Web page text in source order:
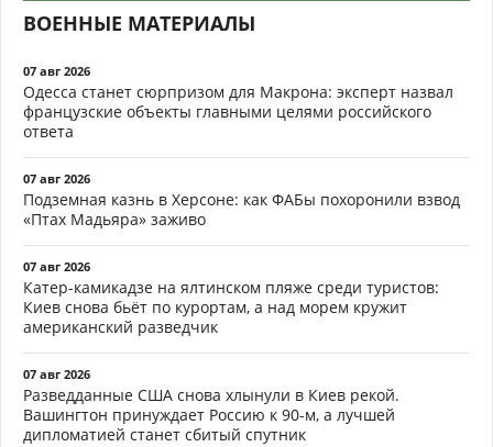
ВОЕННЫЕ МАТЕРИАЛЫ
07 авг 2026
Одесса станет сюрпризом для Макрона: эксперт назвал
французские объекты главными целями российского
ответа
07 авг 2026
Подземная казнь в Херсоне: как ФАБы похоронили взвод
«Птах Мадьяра» заживо
07 авг 2026
Катер-камикадзе на ялтинском пляже среди туристов:
Киев снова бьёт по курортам, а над морем кружит
американский разведчик
07 авг 2026
Разведданные США снова хлынули в Киев рекой.
Вашингтон принуждает Россию к 90-м, а лучшей
дипломатией станет сбитый спутник